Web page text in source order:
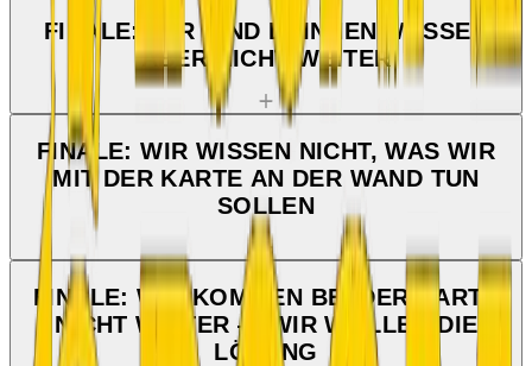
FINALE: WIR SIND DRINNEN, WISSEN
ABER NICHT WEITER
FINALE: WIR WISSEN NICHT, WAS WIR
MIT DER KARTE AN DER WAND TUN
SOLLEN
FINALE: WIR KOMMEN BEI DER KARTE
NICHT WEITER — WIR WOLLEN DIE
LÖSUNG